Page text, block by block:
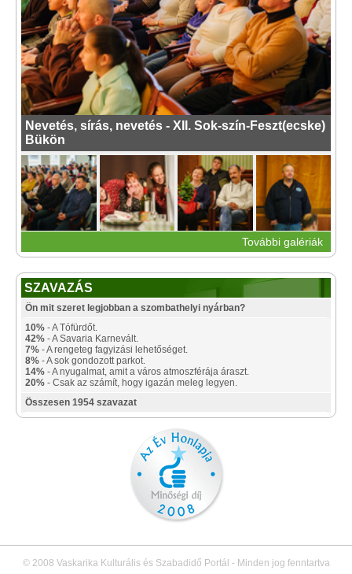
Nevetés, sírás, nevetés - XII. Sok-szín-Feszt(ecske)
Bükön
További galériák
SZAVAZÁS
Ön mit szeret legjobban a szombathelyi nyárban?
10% - A Tófürdőt.
42% - A Savaria Karnevált.
7% - A rengeteg fagyizási lehetőséget.
8% - A sok gondozott parkot.
14% - A nyugalmat, amit a város atmoszférája áraszt.
20% - Csak az számít, hogy igazán meleg legyen.
Összesen 1954 szavazat
© 2008 Vaskarika Kulturális és Szabadidő Portál - Minden jog fenntartva